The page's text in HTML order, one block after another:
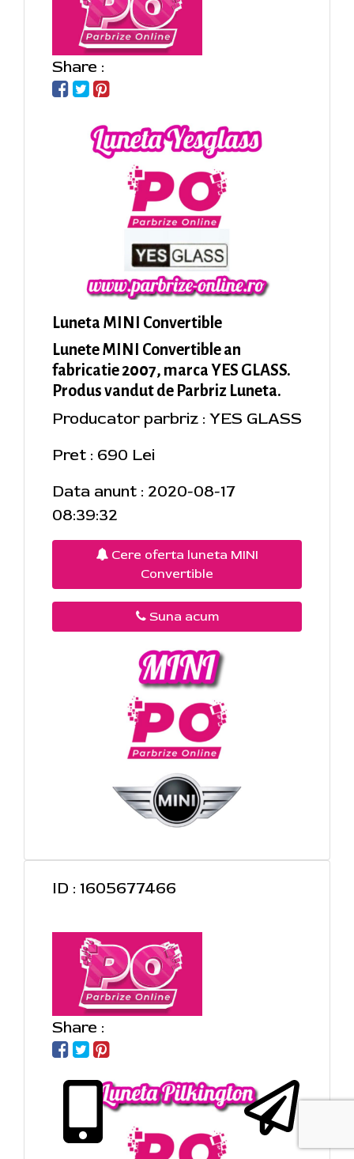
Share :
Luneta MINI Convertible
Lunete MINI Convertible an
fabricatie 2007, marca YES GLASS.
Produs vandut de Parbriz Luneta.
Producator parbriz : YES GLASS
Pret : 690 Lei
Data anunt : 2020-08-17
08:39:32
Cere oferta luneta MINI
Convertible
Suna acum
ID : 1605677466
Share :